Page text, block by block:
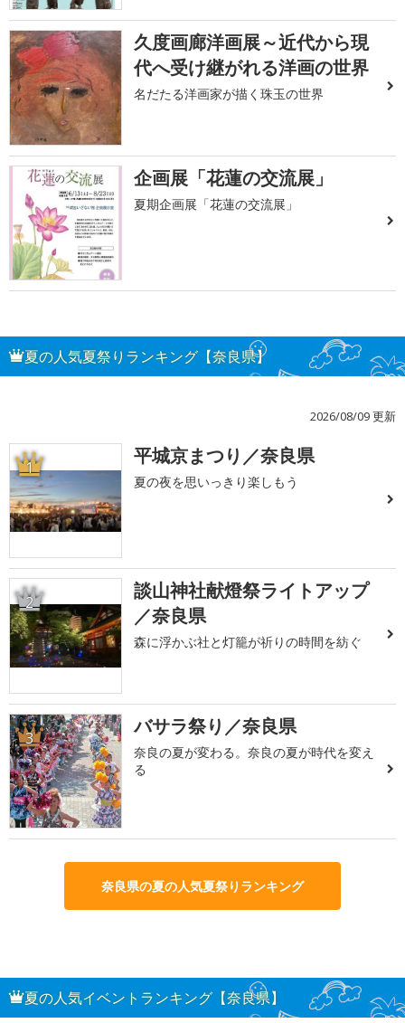
久度画廊洋画展～近代から現
代へ受け継がれる洋画の世界
名だたる洋画家が描く珠玉の世界
企画展「花蓮の交流展」
夏期企画展「花蓮の交流展」
夏の人気夏祭りランキング【奈良県】
2026/08/09 更新
1 平城京まつり／奈良県
夏の夜を思いっきり楽しもう
2
談山神社献燈祭ライトアップ
／奈良県
森に浮かぶ社と灯籠が祈りの時間を紡ぐ
3 バサラ祭り／奈良県
奈良の夏が変わる。奈良の夏が時代を変え
る
奈良県の夏の人気夏祭りランキング
夏の人気イベントランキング【奈良県】